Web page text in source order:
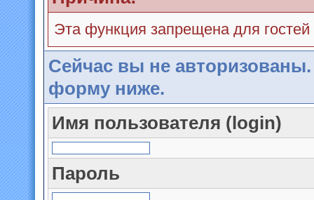
Эта функция запрещена для гостей
Сейчас вы не
форму ниже.
Имя пользователя (login)
Пароль